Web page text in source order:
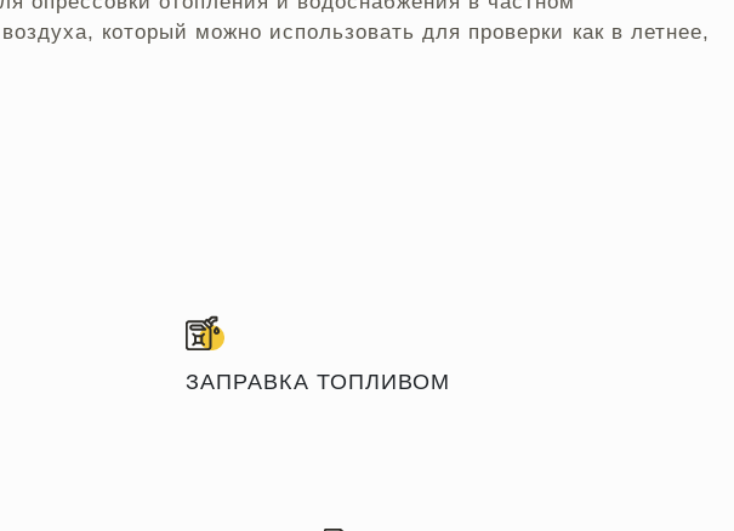
который можно использовать для проверки как в летнее,
ЗАПРАВКА ТОПЛИВОМ